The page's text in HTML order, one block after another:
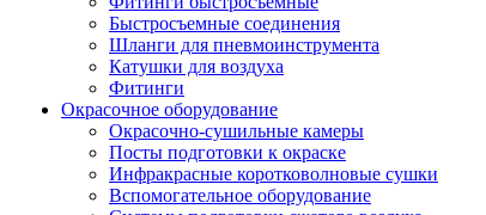
Быстросъемные соединения
Шланги для пневмоинструмента
Катушки для воздуха
Фитинги
Окрасочное оборудование
Окрасочно-сушильные камеры
Посты подготовки к окраске
Инфракрасные коротковолновые сушки
Вспомогательное оборудование